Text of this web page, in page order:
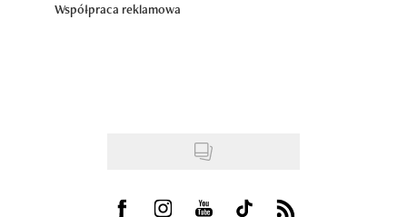
Współpraca reklamowa
Visit us on Facebook
Visit us on Instagram
Visit us on Youtube
Visit us on Tiktok
Visit us on Rss